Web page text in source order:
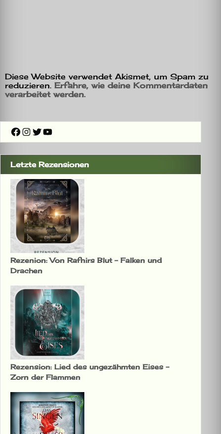
Diese Website verwendet Akismet, um Spam zu
reduzieren. Erfahre, wie deine Kommentardaten
verarbeitet werden.
Facebook
Instagram
Twitter
YouTube
Letzte Rezensionen
Rezenion: Von Rafnirs Blut – Falken und
Drachen
Rezension: Lied des ungezähmten Eises –
Zorn der Flammen